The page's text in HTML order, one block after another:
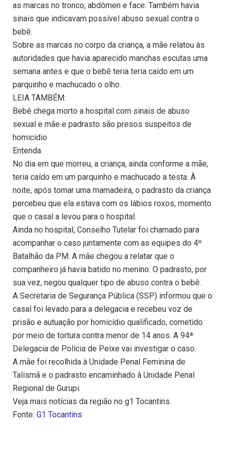
as marcas no tronco, abdômen e face. Também havia
sinais que indicavam possível abuso sexual contra o
bebê.
Sobre as marcas no corpo da criança, a mãe relatou às
autoridades que havia aparecido manchas escutas uma
semana antes e que o bebê teria teria caído em um
parquinho e machucado o olho.
LEIA TAMBÉM:
Bebê chega morto a hospital com sinais de abuso
sexual e mãe e padrasto são presos suspeitos de
homicídio
Entenda
No dia em que morreu, a criança, ainda conforme a mãe,
teria caído em um parquinho e machucado a testa. À
noite, após tomar uma mamadeira, o padrasto da criança
percebeu que ela estava com os lábios roxos, momento
que o casal a levou para o hospital.
Ainda no hospital, Conselho Tutelar foi chamado para
acompanhar o caso juntamente com as equipes do 4º
Batalhão da PM. A mãe chegou a relatar que o
companheiro já havia batido no menino. O padrasto, por
sua vez, negou qualquer tipo de abuso contra o bebê.
A Secretaria de Segurança Pública (SSP) informou que o
casal foi levado para a delegacia e recebeu voz de
prisão e autuação por homicídio qualificado, cometido
por meio de tortura contra menor de 14 anos. A 94ª
Delegacia de Polícia de Peixe vai investigar o caso.
A mãe foi recolhida à Unidade Penal Feminina de
Talismã e o padrasto encaminhado à Unidade Penal
Regional de Gurupi.
Veja mais notícias da região no g1 Tocantins.
Fonte: G1 Tocantins